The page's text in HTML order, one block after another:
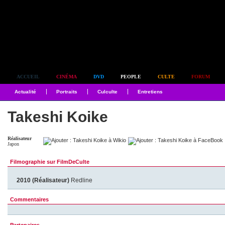
ACCUEIL CINÉMA DVD PEOPLE CULTE FORUM
Actualité Portraits Culculte Entretiens
Takeshi Koike
Réalisateur
Japon
Filmographie sur FilmDeCulte
2010 (Réalisateur) Redline
Commentaires